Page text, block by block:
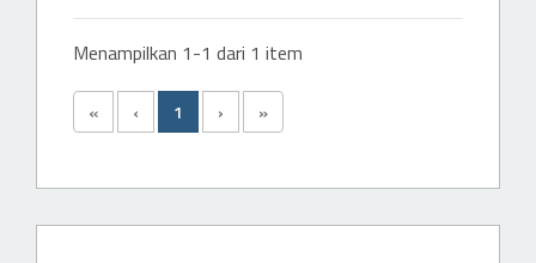
Menampilkan 1-1 dari 1 item
« ‹ 1 › »